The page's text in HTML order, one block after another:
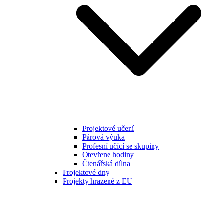
Projektové učení
Párová výuka
Profesní učící se skupiny
Otevřené hodiny
Čtenářská dílna
Projektové dny
Projekty hrazené z EU